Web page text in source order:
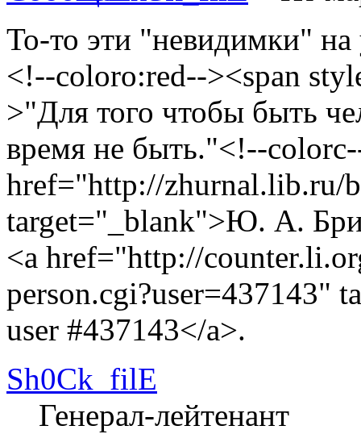
То-то эти "невидимки"
<!--coloro:red--><span
>"Для того чтобы быть
время не быть."<!--
href="http://zhurnal.lib.ru/
target="_blank">Ю. А.
<a href="http://
person.cgi?user=437143"
user #437143</a>.
Sh0Ck_filE
Генерал-лейтенант